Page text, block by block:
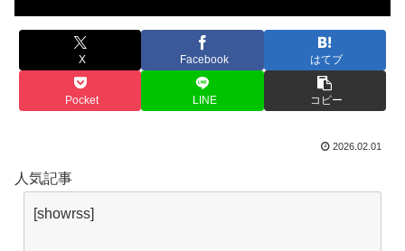
X Facebook はてブ
Pocket LINE コピー
2026.02.01
人気記事
[showrss]